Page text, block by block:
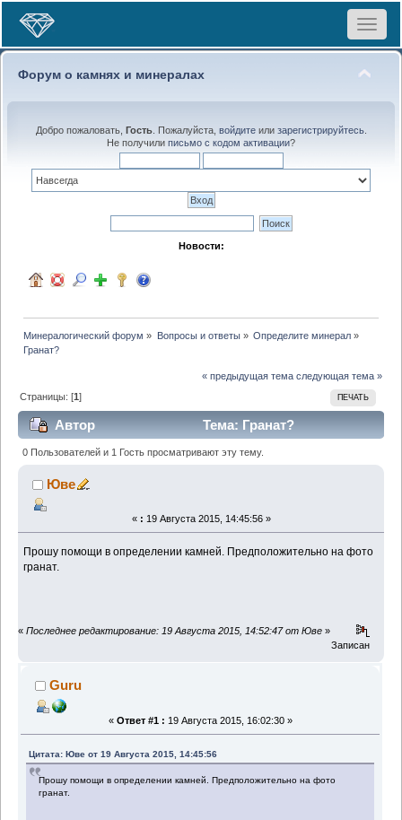
Toggle
Форум о камнях и минералах
Добро пожаловать, Гость. Пожалуйста, войдитеили зарегистрируйтесь.
Не получили письмо с кодом активации?
Новости:
Минералогический форум » Вопросы и ответы» Определите минерал»
Гранат?
« предыдущая тема следующая тема »
ПЕЧАТЬ
Страницы: [1]
Автор
Тема: Гранат?
(Прочитано 1426 раз)
0 Пользователей и 1 Гость просматривают эту тему.
Юве
« : 19 Августа 2015, 14:45:56 »
Прошу помощи в определении камней. Предположительно на фото
гранат.
« Последнее редактирование: 19 Августа 2015, 14:52:47 от Юве »
Записан
Guru
« Ответ #1 : 19 Августа 2015, 16:02:30 »
Цитата: Юве от 19 Августа 2015, 14:45:56
Прошу помощи в определении камней. Предположительно на фото
гранат.